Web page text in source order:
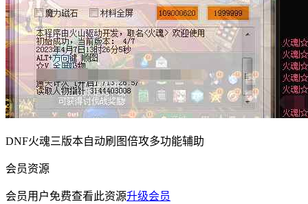
DNF火魂三版本自动刷图倍攻多功能辅助
会员资源
会员用户免费查看此资源升级会员